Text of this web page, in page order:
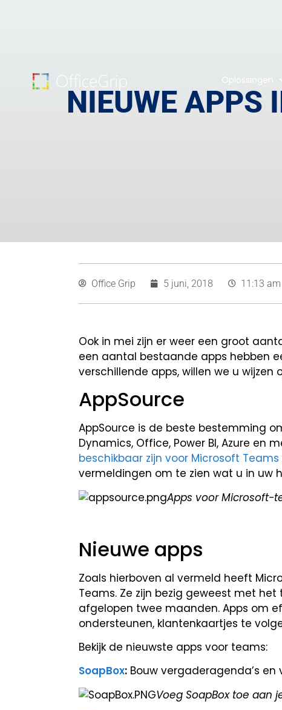
Oplossingen
NIEUWE APPS
Office Grip 5 juni, 2018 11:13 am
Ook in mei zijn er weer een groot
een aantal bestaande apps hebben
verschillende apps, willen we u
AppSource
AppSource is de beste bestemming
Dynamics, Office, Power BI, Azure en
beschikbaar zijn voor Microsoft Teams
vermeldingen om te zien wat u in uw
Apps voor Microsoft-
Nieuwe apps
Zoals hierboven al vermeld heeft
Teams. Ze zijn bezig geweest met
afgelopen twee maanden. Apps om
ondersteunen, klantenkaartjes te
Bekijk de nieuwste apps voor teams:
SoapBox: Bouw vergaderagenda’s
Voeg SoapBox toe aan